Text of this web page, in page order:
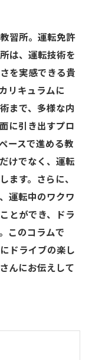
習所。運転免許
は、運転技術を
を実感できる貴
リキュラムに
まで、多様な内
に引き出すプロ
ースで進める教
けでなく、運転
ます。さらに、
運転中のワクワ
とができ、ドラ
このコラムで
ドライブの楽し
んにお伝えして